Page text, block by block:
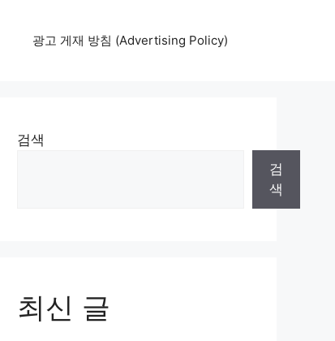
광고 게재 방침 (Advertising Policy)
검색
검
색
최신 글